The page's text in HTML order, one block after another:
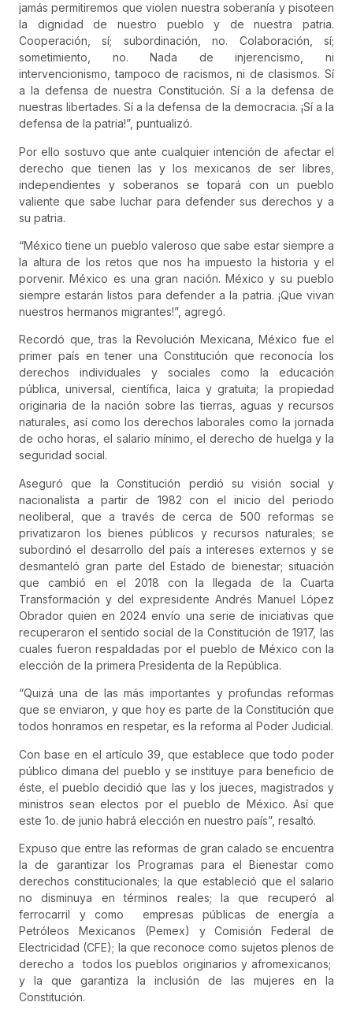
jamás permitiremos que violen nuestra soberanía y pisoteen
la dignidad de nuestro pueblo y de nuestra patria.
Cooperación, sí; subordinación, no. Colaboración, sí;
sometimiento, no. Nada de injerencismo, ni
intervencionismo, tampoco de racismos, ni de clasismos. Sí
a la defensa de nuestra Constitución. Sí a la defensa de
nuestras libertades. Sí a la defensa de la democracia. ¡Sí a la
defensa de la patria!”, puntualizó.
Por ello sostuvo que ante cualquier intención de afectar el
derecho que tienen las y los mexicanos de ser libres,
independientes y soberanos se topará con un pueblo
valiente que sabe luchar para defender sus derechos y a
su patria.
“México tiene un pueblo valeroso que sabe estar siempre a
la altura de los retos que nos ha impuesto la historia y el
porvenir. México es una gran nación. México y su pueblo
siempre estarán listos para defender a la patria. ¡Que vivan
nuestros hermanos migrantes!”, agregó.
Recordó que, tras la Revolución Mexicana, México fue el
primer país en tener una Constitución que reconocía los
derechos individuales y sociales como la educación
pública, universal, científica, laica y gratuita; la propiedad
originaria de la nación sobre las tierras, aguas y recursos
naturales, así como los derechos laborales como la jornada
de ocho horas, el salario mínimo, el derecho de huelga y la
seguridad social.
Aseguró que la Constitución perdió su visión social y
nacionalista a partir de 1982 con el inicio del periodo
neoliberal, que a través de cerca de 500 reformas se
privatizaron los bienes públicos y recursos naturales; se
subordinó el desarrollo del país a intereses externos y se
desmanteló gran parte del Estado de bienestar; situación
que cambió en el 2018 con la llegada de la Cuarta
Transformación y del expresidente Andrés Manuel López
Obrador quien en 2024 envío una serie de iniciativas que
recuperaron el sentido social de la Constitución de 1917, las
cuales fueron respaldadas por el pueblo de México con la
elección de la primera Presidenta de la República.
“Quizá una de las más importantes y profundas reformas
que se enviaron, y que hoy es parte de la Constitución que
todos honramos en respetar, es la reforma al Poder Judicial.
Con base en el artículo 39, que establece que todo poder
público dimana del pueblo y se instituye para beneficio de
éste, el pueblo decidió que las y los jueces, magistrados y
ministros sean electos por el pueblo de México. Así que
este 1o. de junio habrá elección en nuestro país”, resaltó.
Expuso que entre las reformas de gran calado se encuentra
la de garantizar los Programas para el Bienestar como
derechos constitucionales; la que estableció que el salario
no disminuya en términos reales; la que recuperó al
ferrocarril y como empresas públicas de energía a
Petróleos Mexicanos (Pemex) y Comisión Federal de
Electricidad (CFE); la que reconoce como sujetos plenos de
derecho a todos los pueblos originarios y afromexicanos;
y la que garantiza la inclusión de las mujeres en la
Constitución.